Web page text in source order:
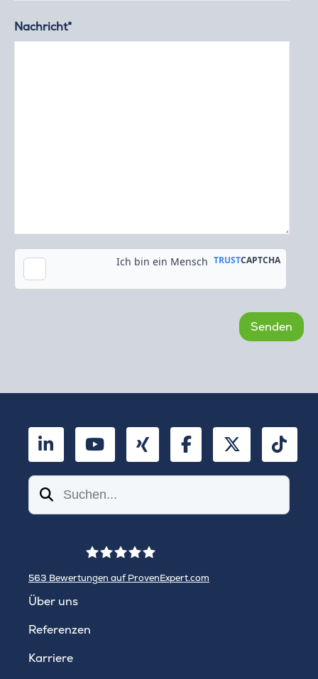
Nachricht*
Kopie an meine E-Mail-Adresse senden
LinkedInYouTubeXing FacebookTwitter
Suchen
563 Bewertungen auf ProvenExpert.com
Über uns
Referenzen
Karriere